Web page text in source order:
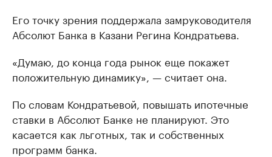
Его точку зрения поддержала замруководителя
Абсолют Банка в Казани Регина Кондратьева.
«Думаю, до конца года рынок еще покажет
положительную динамику», — считает она.
По словам Кондратьевой, повышать ипотечные
ставки в Абсолют Банке не планируют. Это
касается как льготных, так и собственных
программ банка.